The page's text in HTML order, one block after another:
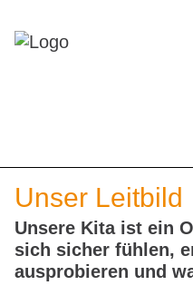
Unser Leitbild
Unsere Kita ist ein
sich sicher fühlen,
ausprobieren und